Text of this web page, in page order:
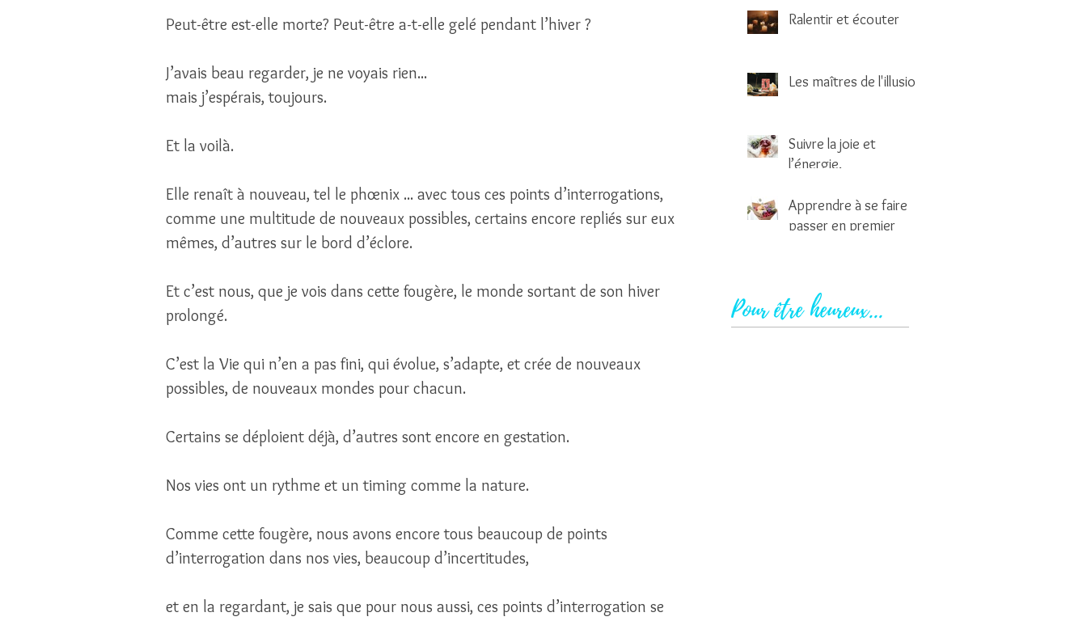
Peut-être est-elle morte? Peut-être a-t-elle gelé pendant l’hiver ?
J’avais beau regarder, je ne voyais rien...
mais j’espérais, toujours.
Et la voilà.
Elle renaît à nouveau, tel le phœnix ... avec tous ces points d’interrogations,
comme une multitude de nouveaux possibles, certains encore repliés sur eux
mêmes, d’autres sur le bord d’éclore.
Et c’est nous, que je vois dans cette fougère, le monde sortant de son hiver
prolongé.
C’est la Vie qui n’en a pas fini, qui évolue, s’adapte, et crée de nouveaux
possibles, de nouveaux mondes pour chacun.
Certains se déploient déjà, d’autres sont encore en gestation.
Nos vies ont un rythme et un timing comme la nature.
Comme cette fougère, nous avons encore tous beaucoup de points
d’interrogation dans nos vies, beaucoup d’incertitudes,
et en la regardant, je sais que pour nous aussi, ces points d’interrogation se
Ralentir et écouter
Les maîtres de l'illusion
Suivre la joie et
l’énergie.
Apprendre à se faire
passer en premier
Pour être heureux...